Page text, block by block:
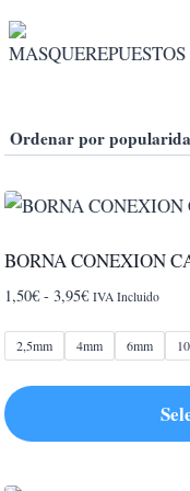
al
BORNA CONEXION
1,50€ - 3,95€Rango
precios:
3,95€
IVA Incluido
2,5mm 4mm 6mm
producto